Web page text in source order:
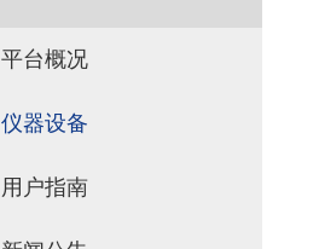
平台概况
仪器设备
用户指南